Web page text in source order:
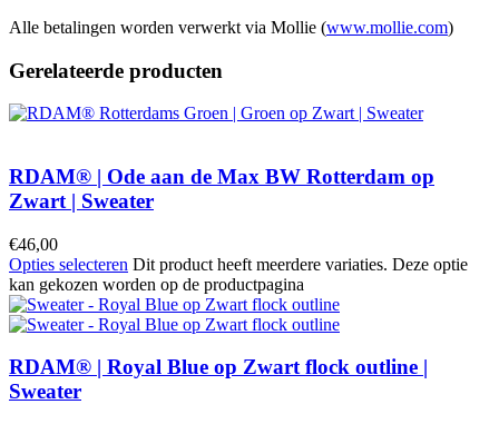
Alle betalingen worden verwerkt via Mollie (www.mollie.com)
Gerelateerde producten
RDAM® | Ode aan de Max BW Rotterdam op
Zwart | Sweater
€46,00
Opties selecteren Dit product heeft meerdere variaties. Deze optie
kan gekozen worden op de productpagina
RDAM® | Royal Blue op Zwart flock outline |
Sweater